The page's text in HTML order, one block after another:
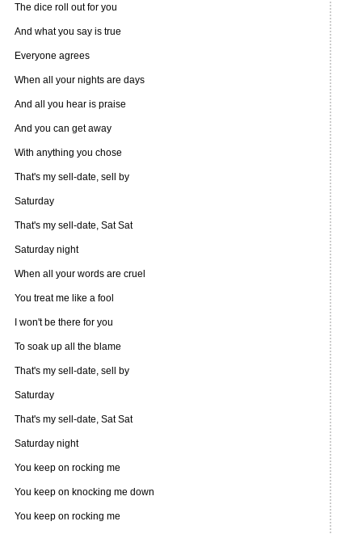
The dice roll out for you
And what you say is true
Everyone agrees
When all your nights are days
And all you hear is praise
And you can get away
With anything you chose
That's my sell-date, sell by
Saturday
That's my sell-date, Sat Sat
Saturday night
When all your words are cruel
You treat me like a fool
I won't be there for you
To soak up all the blame
That's my sell-date, sell by
Saturday
That's my sell-date, Sat Sat
Saturday night
You keep on rocking me
You keep on knocking me down
You keep on rocking me